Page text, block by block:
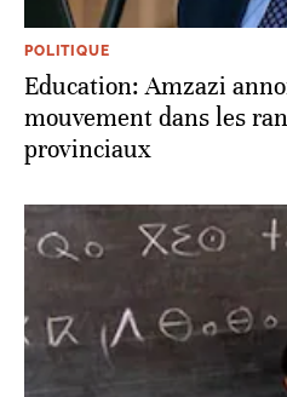
POLITIQUE
Education: Amzazi
mouvement dans les
provinciaux